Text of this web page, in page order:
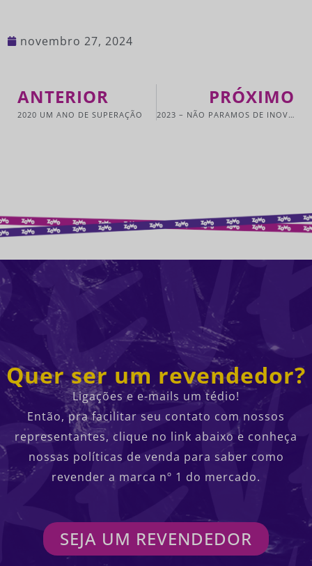
novembro 27, 2024
ANTERIOR
2020 UM ANO DE SUPERAÇÃO
PRÓXIMO
2023 – NÃO PARAMOS DE INOVAR!
Quer ser um revendedor?
Ligações e e-mails um tédio!
Então, pra facilitar seu contato com nossos
representantes, clique no link abaixo e conheça
nossas políticas de venda para saber como
revender a marca nº 1 do mercado.
SEJA UM REVENDEDOR